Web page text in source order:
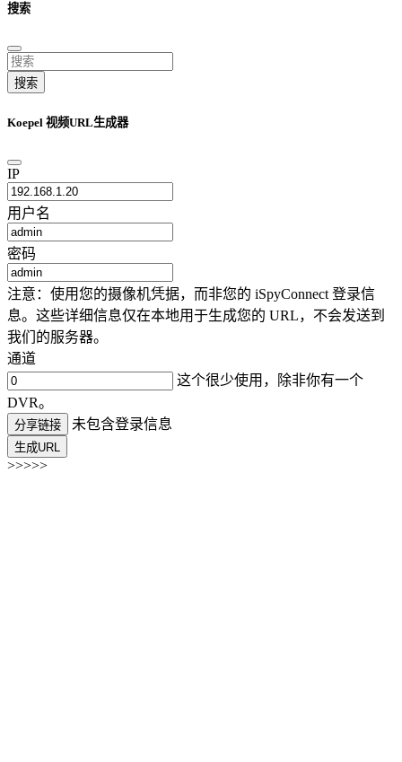
搜索
搜索
Koepel 视频URL生成器
IP
用户名
密码
注意：使用您的摄像机凭据，而非您的 iSpyConnect 登录信
息。这些详细信息仅在本地用于生成您的 URL，不会发送到
我们的服务器。
通道
这个很少使用，除非你有一个
DVR。
分享链接 未包含登录信息
生成URL
>>>>>